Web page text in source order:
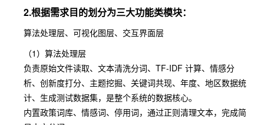
2.根据需求目的划分为三大功能类模块：
算法处理层、可视化图层、交互界面层
（1）算法处理层
负责原始文件读取、文本清洗分词、TF-IDF 计算、情感分
析、创新度打分、主题挖掘、关键词共现、年度、地区数据统
计、生成测试数据集，是整个系统的数据核心。
内置政策词库、情感词、停用词，通过正则清理文本，完成简